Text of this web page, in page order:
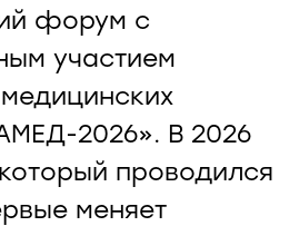
форум с
участием
2026». В 2026
проводился
меняет